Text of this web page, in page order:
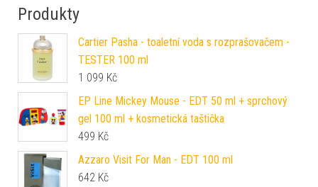
Produkty
Cartier Pasha - toaletní voda s rozprašovačem -
TESTER 100 ml
1 099 Kč
EP Line Mickey Mouse - EDT 50 ml + sprchový
gel 100 ml + kosmetická taštička
499 Kč
Azzaro Visit For Man - EDT 100 ml
642 Kč